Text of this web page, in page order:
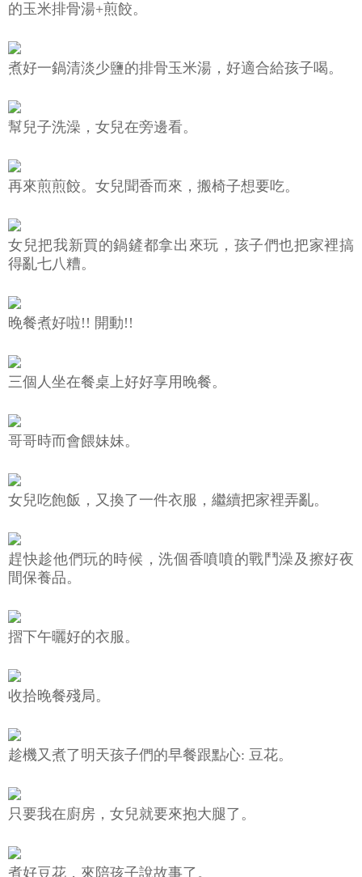
的玉米排骨湯+煎餃。
煮好一鍋清淡少鹽的排骨玉米湯，好適合給孩子喝。
幫兒子洗澡，女兒在旁邊看。
再來煎煎餃。女兒聞香而來，搬椅子想要吃。
女兒把我新買的鍋鏟都拿出來玩，孩子們也把家裡搞
得亂七八糟。
晚餐煮好啦!! 開動!!
三個人坐在餐桌上好好享用晚餐。
哥哥時而會餵妹妹。
女兒吃飽飯，又換了一件衣服，繼續把家裡弄亂。
趕快趁他們玩的時候，洗個香噴噴的戰鬥澡及擦好夜
間保養品。
摺下午曬好的衣服。
收拾晚餐殘局。
趁機又煮了明天孩子們的早餐跟點心: 豆花。
只要我在廚房，女兒就要來抱大腿了。
煮好豆花，來陪孩子說故事了。